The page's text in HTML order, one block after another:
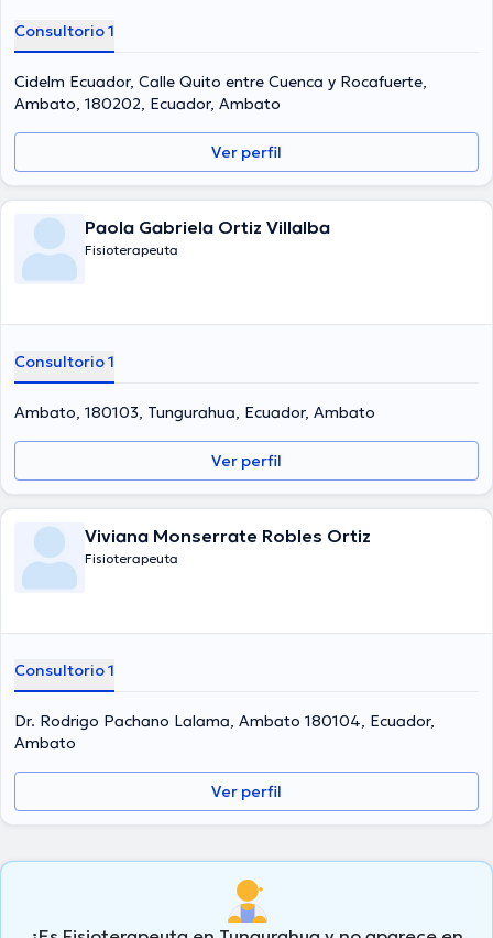
Consultorio 1
Cidelm Ecuador, Calle Quito entre Cuenca y Rocafuerte,
Ambato, 180202, Ecuador, Ambato
Ver perfil
Paola Gabriela Ortiz Villalba
Fisioterapeuta
Consultorio 1
Ambato, 180103, Tungurahua, Ecuador, Ambato
Ver perfil
Viviana Monserrate Robles Ortiz
Fisioterapeuta
Consultorio 1
Dr. Rodrigo Pachano Lalama, Ambato 180104, Ecuador,
Ambato
Ver perfil